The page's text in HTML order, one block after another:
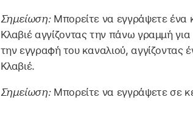
Σημείωση: Μπορείτε να εγγράψετε ένα
Κλαβιέ αγγίζοντας την πάνω γραμμή
την εγγραφή του καναλιού, αγγίζοντας
Κλαβιέ.
Σημείωση: Μπορείτε να εγγράψετε σε